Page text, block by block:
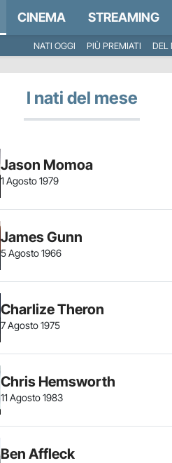
CINEMA STREAMING
NATI OGGI PIÙ PREMIATI DEL
I nati del mese
Jason Momoa
1 Agosto 1979
James Gunn
5 Agosto 1966
Charlize Theron
7 Agosto 1975
Chris Hemsworth
11 Agosto 1983
Ben Affleck